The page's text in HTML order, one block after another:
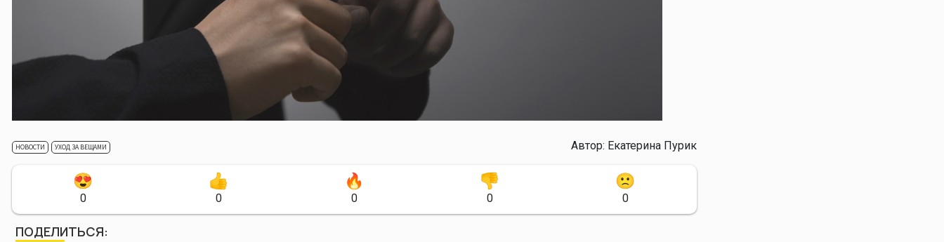
НОВОСТИ УХОД ЗА ВЕЩАМИ Автор: Екатерина Пурик
0 0 0 0 0
ПОДЕЛИТЬСЯ: